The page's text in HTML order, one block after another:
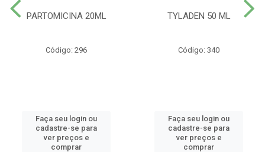
PARTOMICINA 20ML
Código: 296
Faça seu login ou
cadastre-se para
ver preços e
comprar
TYLADEN 50 ML
Código: 340
Faça seu login ou
cadastre-se para
ver preços e
comprar